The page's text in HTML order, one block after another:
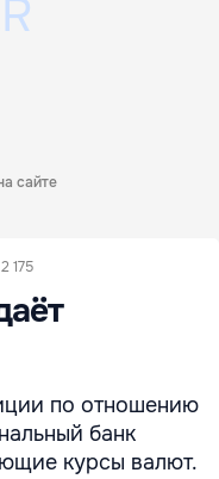
сайте
2 175
по отношению
банк
курсы валют.